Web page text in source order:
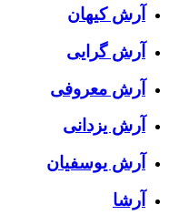
آرش کیهان
آرش گرایی
آرش معروفی
آرش یزدانی
آرش یوسفیان
آرشا